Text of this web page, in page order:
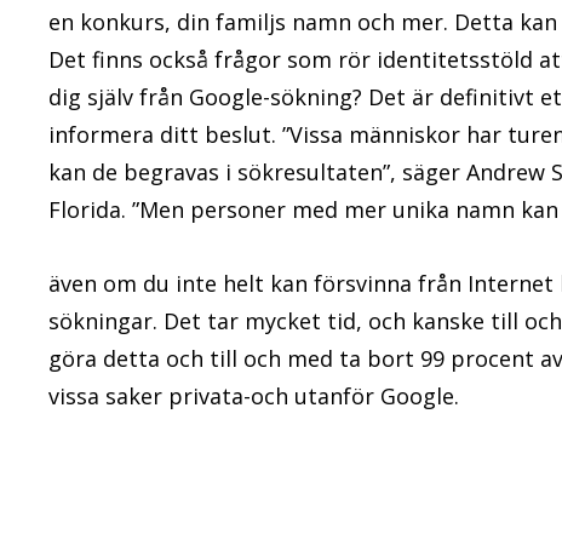
en konkurs, din familjs namn och mer. Detta
Det finns också frågor som rör identitetsstöld
dig själv från Google-sökning? Det är definitivt
informera ditt beslut. ”Vissa människor har
kan de begravas i sökresultaten”, säger
Florida. ”Men personer med mer unika namn
även om du inte helt kan försvinna från
sökningar. Det tar mycket tid, och kanske till
göra detta och till och med ta bort 99 procent
vissa saker privata-och utanför Google.